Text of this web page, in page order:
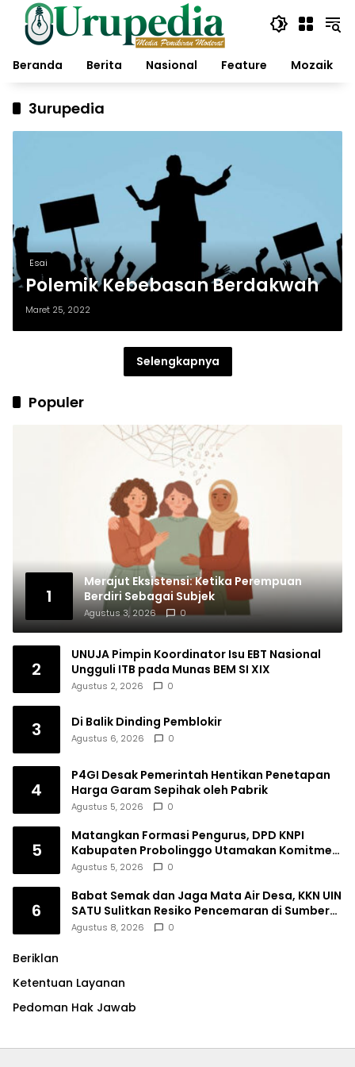
Langsung
konten
Beranda
Berita Nasional Feature Mozaik
3urupedia
Esai
Polemik Kebebasan Berdakwah
Maret 25, 2022
Selengkapnya
Populer
1
Merajut Eksistensi: Ketika Perempuan
Berdiri Sebagai Subjek
Agustus 3, 2026 0
2
UNUJA Pimpin Koordinator Isu EBT Nasional
Ungguli ITB pada Munas BEM SI XIX
Agustus 2, 2026 0
3 Di Balik Dinding Pemblokir
Agustus 6, 2026 0
4
P4GI Desak Pemerintah Hentikan Penetapan
Harga Garam Sepihak oleh Pabrik
Agustus 5, 2026 0
5
Matangkan Formasi Pengurus, DPD KNPI
Kabupaten Probolinggo Utamakan Komitmen
dan Kinerja
Agustus 5, 2026 0
6
Babat Semak dan Jaga Mata Air Desa, KKN UIN
SATU Sulitkan Resiko Pencemaran di Sumber
Ngumbul
Agustus 8, 2026 0
Beriklan
Ketentuan Layanan
Pedoman Hak Jawab